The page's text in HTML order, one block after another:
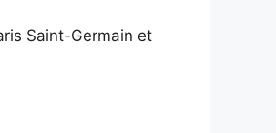
Saint-Germain et